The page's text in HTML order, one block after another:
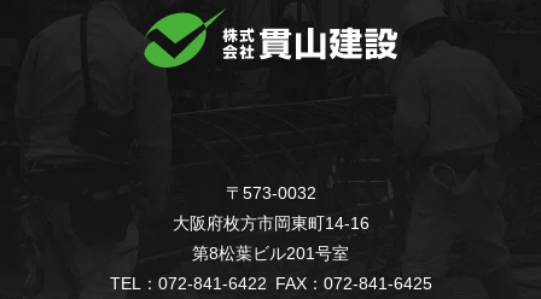
〒573-0032
大阪府枚方市岡東町14-16
第8松葉ビル201号室
TEL：072-841-6422 FAX：072-841-6425